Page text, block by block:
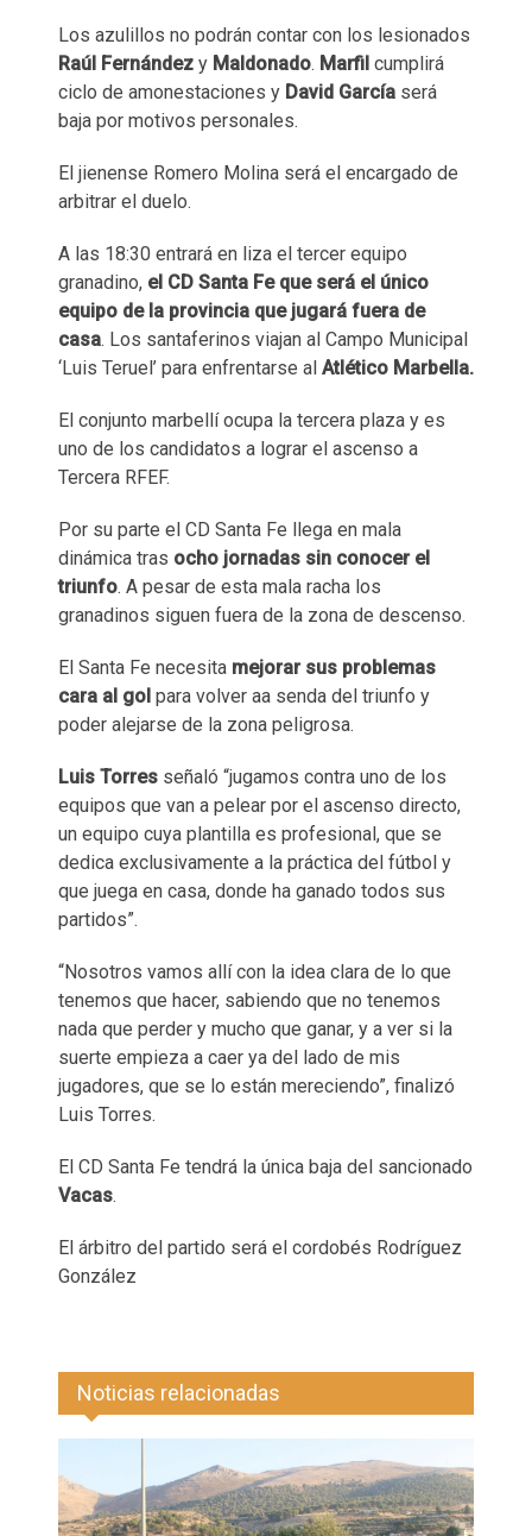
Los azulillos no podrán contar con los lesionados
Raúl Fernández y Maldonado. Marfil cumplirá
ciclo de amonestaciones y David García será
baja por motivos personales.
El jienense Romero Molina será el encargado de
arbitrar el duelo.
A las 18:30 entrará en liza el tercer equipo
granadino, el CD Santa Fe que será el único
equipo de la provincia que jugará fuera de
casa. Los santaferinos viajan al Campo Municipal
‘Luis Teruel’ para enfrentarse al Atlético Marbella.
El conjunto marbellí ocupa la tercera plaza y es
uno de los candidatos a lograr el ascenso a
Tercera RFEF.
Por su parte el CD Santa Fe llega en mala
dinámica tras ocho jornadas sin conocer el
triunfo. A pesar de esta mala racha los
granadinos siguen fuera de la zona de descenso.
El Santa Fe necesita mejorar sus problemas
cara al gol para volver aa senda del triunfo y
poder alejarse de la zona peligrosa.
Luis Torres señaló “jugamos contra uno de los
equipos que van a pelear por el ascenso directo,
un equipo cuya plantilla es profesional, que se
dedica exclusivamente a la práctica del fútbol y
que juega en casa, donde ha ganado todos sus
partidos”.​
“Nosotros vamos allí con la idea clara de lo que
tenemos que hacer, sabiendo que no tenemos
nada que perder y mucho que ganar, y a ver si la
suerte empieza a caer ya del lado de mis
jugadores, que se lo están mereciendo”, finalizó
Luis Torres.
El CD Santa Fe tendrá la única baja del sancionado
Vacas.
El árbitro del partido será el cordobés Rodríguez
González
Noticias relacionadas